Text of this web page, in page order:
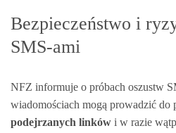
Bezpieczeństwo i
SMS-ami
NFZ informuje o próbach oszustw
wiadomościach mogą prowadzić do
podejrzanych linków i w razie